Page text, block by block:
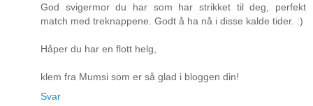
God svigermor du har som har strikket til deg, perfekt
match med treknappene. Godt å ha nå i disse kalde tider. :)
Håper du har en flott helg,
klem fra Mumsi som er så glad i bloggen din!
Svar